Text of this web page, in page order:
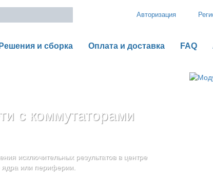
Авторизация
Решения и сборка Оплата и доставка FAQ
с коммутаторами
исключительных результатов в центре
ядра или периферии.
Cisco UCS серии C
бизнеса
UCS серии B
компоненты
сервера с помощью гибкой,